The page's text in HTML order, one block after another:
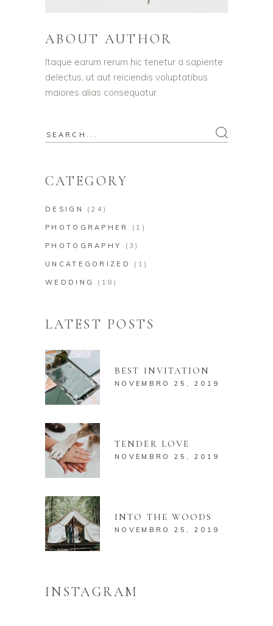
ABOUT AUTHOR
Itaque earum rerum hic tenetur a sapiente
delectus, ut aut reiciendis voluptatibus
maiores alias consequatur
Search
CATEGORY
DESIGN (24)
PHOTOGRAPHER (1)
PHOTOGRAPHY (3)
UNCATEGORIZED (1)
WEDDING (18)
LATEST POSTS
BEST INVITATION
NOVEMBRO 25, 2019
TENDER LOVE
NOVEMBRO 25, 2019
INTO THE WOODS
NOVEMBRO 25, 2019
INSTAGRAM